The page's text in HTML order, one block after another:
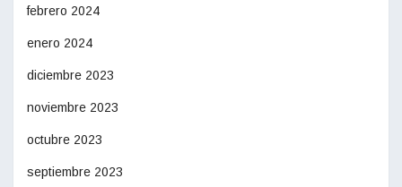
febrero 2024
enero 2024
diciembre 2023
noviembre 2023
octubre 2023
septiembre 2023